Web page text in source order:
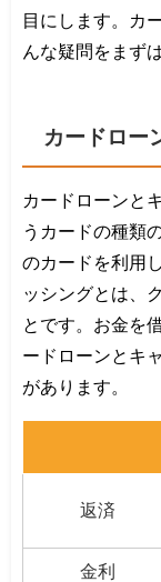
目にします。カ
んな疑問をまず
カードロー
カードローンと
うカードの種類
のカードを利用
ッシングとは、
とです。お金を
ードローンとキ
があります。
返済
金利